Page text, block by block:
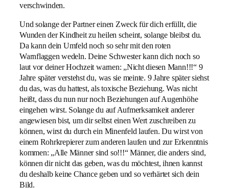
verschwinden.
Und solange der Partner einen Zweck für dich erfüllt, die
Wunden der Kindheit zu heilen scheint, solange bleibst du.
Da kann dein Umfeld noch so sehr mit den roten
Warnflaggen wedeln. Deine Schwester kann dich noch so
laut vor deiner Hochzeit warnen: „Nicht diesen Mann!!!“ 9
Jahre später verstehst du, was sie meinte. 9 Jahre später siehst
du das, was du hattest, als toxische Beziehung. Was nicht
heißt, dass du nun nur noch Beziehungen auf Augenhöhe
eingehen wirst. Solange du auf Aufmerksamkeit anderer
angewiesen bist, um dir selbst einen Wert zuschreiben zu
können, wirst du durch ein Minenfeld laufen. Du wirst von
einem Rohrkrepierer zum anderen laufen und zur Erkenntnis
kommen: „Alle Männer sind so!!!“ Männer, die anders sind,
können dir nicht das geben, was du möchtest, ihnen kannst
du deshalb keine Chance geben und so verhärtet sich dein
Bild.